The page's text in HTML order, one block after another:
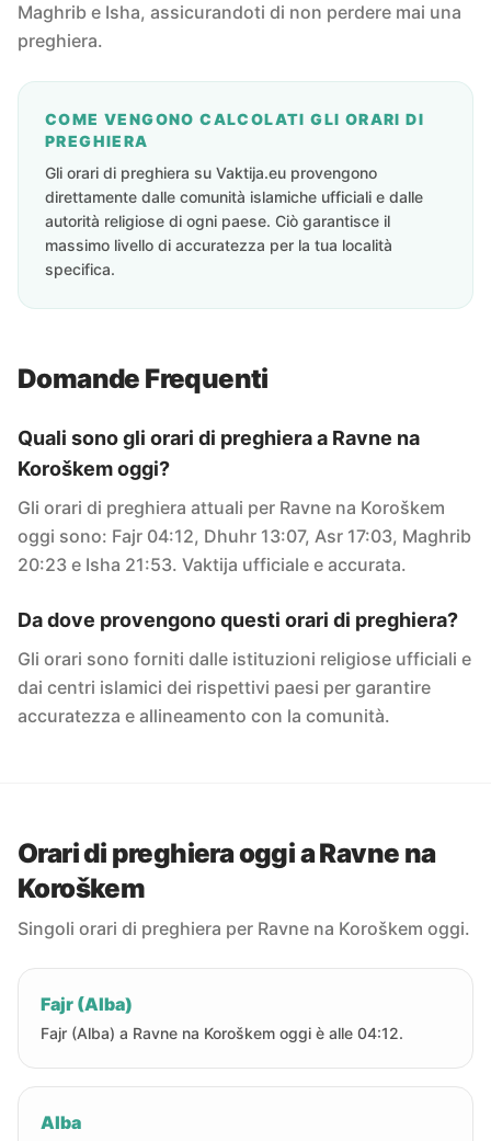
Maghrib e Isha, assicurandoti di non perdere mai una
preghiera.
COME VENGONO CALCOLATI GLI ORARI DI
PREGHIERA
Gli orari di preghiera su Vaktija.eu provengono
direttamente dalle comunità islamiche ufficiali e dalle
autorità religiose di ogni paese. Ciò garantisce il
massimo livello di accuratezza per la tua località
specifica.
Domande Frequenti
Quali sono gli orari di preghiera a Ravne na
Koroškem oggi?
Gli orari di preghiera attuali per Ravne na Koroškem
oggi sono: Fajr 04:12, Dhuhr 13:07, Asr 17:03, Maghrib
20:23 e Isha 21:53. Vaktija ufficiale e accurata.
Da dove provengono questi orari di preghiera?
Gli orari sono forniti dalle istituzioni religiose ufficiali e
dai centri islamici dei rispettivi paesi per garantire
accuratezza e allineamento con la comunità.
Orari di preghiera oggi a Ravne na
Koroškem
Singoli orari di preghiera per Ravne na Koroškem oggi.
Fajr (Alba)
Fajr (Alba) a Ravne na Koroškem oggi è alle 04:12.
Alba